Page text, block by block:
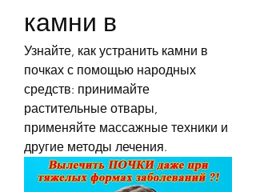
камни в
Узнайте, как устранить камни в
почках с помощью народных
средств: принимайте
растительные отвары,
применяйте массажные техники и
другие методы лечения.